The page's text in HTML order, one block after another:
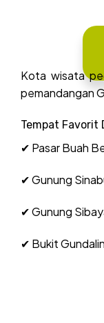
Kota wisata
pemandangan
Tempat Favorit
✔ Pasar Buah
✔ Gunung
✔ Gunung
✔ Bukit